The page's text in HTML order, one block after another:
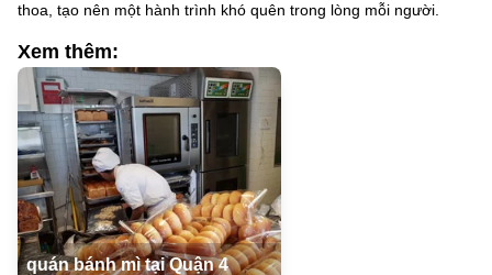
thoa, tạo nên một hành trình khó quên trong lòng mỗi người.
Xem thêm:
quán bánh mì tại Quận 4